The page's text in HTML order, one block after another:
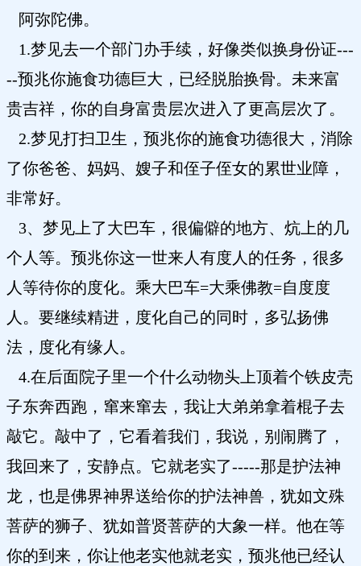
阿弥陀佛。
1.梦见去一个部门办手续，好像类似换身份证---
--预兆你施食功德巨大，已经脱胎换骨。未来富
贵吉祥，你的自身富贵层次进入了更高层次了。
2.梦见打扫卫生，预兆你的施食功德很大，消除
了你爸爸、妈妈、嫂子和侄子侄女的累世业障，
非常好。
3、梦见上了大巴车，很偏僻的地方、炕上的几
个人等。预兆你这一世来人有度人的任务，很多
人等待你的度化。乘大巴车=大乘佛教=自度度
人。要继续精进，度化自己的同时，多弘扬佛
法，度化有缘人。
4.在后面院子里一个什么动物头上顶着个铁皮壳
子东奔西跑，窜来窜去，我让大弟弟拿着棍子去
敲它。敲中了，它看着我们，我说，别闹腾了，
我回来了，安静点。它就老实了-----那是护法神
龙，也是佛界神界送给你的护法神兽，犹如文殊
菩萨的狮子、犹如普贤菩萨的大象一样。他在等
你的到来，你让他老实他就老实，预兆他已经认